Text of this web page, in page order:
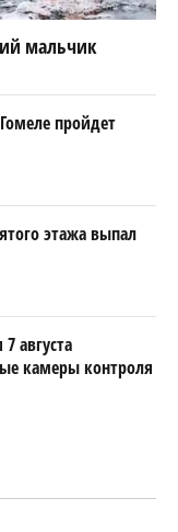
мальчик
пройдет
этажа выпал
августа
камеры контроля